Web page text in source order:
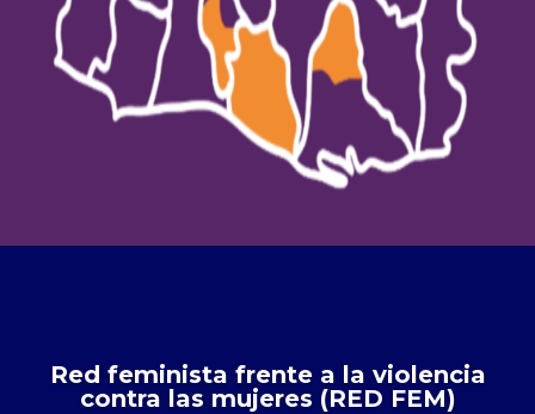
Red feminista frente a la violencia
contra las mujeres (RED FEM)